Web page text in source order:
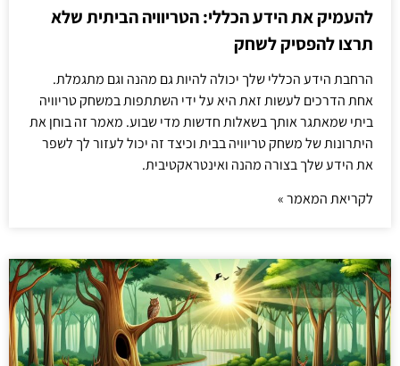
להעמיק את הידע הכללי: הטריוויה הביתית שלא
תרצו להפסיק לשחק
הרחבת הידע הכללי שלך יכולה להיות גם מהנה וגם מתגמלת.
אחת הדרכים לעשות זאת היא על ידי השתתפות במשחק טריוויה
ביתי שמאתגר אותך בשאלות חדשות מדי שבוע. מאמר זה בוחן את
היתרונות של משחק טריוויה בבית וכיצד זה יכול לעזור לך לשפר
את הידע שלך בצורה מהנה ואינטראקטיבית.
לקריאת המאמר »